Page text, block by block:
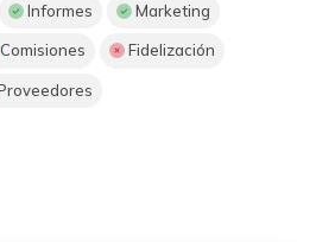
Informes Marketing
Comisiones Fidelización